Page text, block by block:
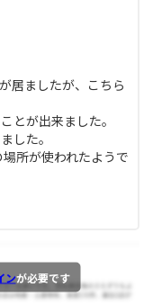
居ましたが、こちら
とが出来ました。
した。
所が使われたようで
ンが必要です